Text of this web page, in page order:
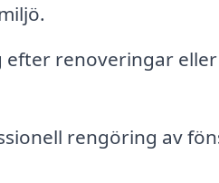
efter renoveringar
rengöring av